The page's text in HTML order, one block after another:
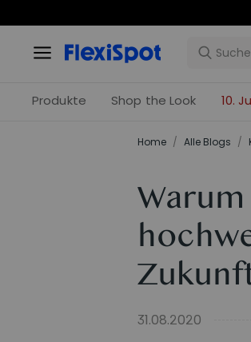
Produkte Shop the Look 10.
Home / Alle Blogs /
31.08.2020